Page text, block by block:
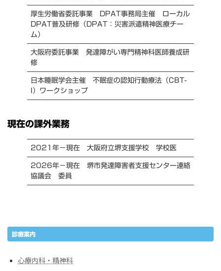
厚生労働省委託事業 DPAT事務局主催 ローカル
DPAT普及研修（DPAT：災害派遣精神医療チー
ム）
大阪府委託事業 発達障がい専門精神科医師養成研
修
日本睡眠学会主催 不眠症の認知行動療法（CBT-
I）ワークショップ
現在の課外業務
2021年－現在 大阪府立堺支援学校 学校医
2026年－現在 堺市発達障害者支援センター連絡
協議会 委員
診療案内
心療内科・精神科